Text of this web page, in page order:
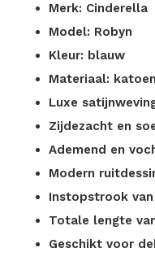
Merk: Cinderella
Model: Robyn
Kleur: blauw
Materiaal:
Luxe
Zijdezacht en
Ademend en
Modern
Instopstrook
Totale lengte
Geschikt voor